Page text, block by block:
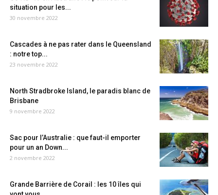
situation pour les...
30 novembre 2022
Cascades à ne pas rater dans le Queensland
: notre top...
23 novembre 2022
North Stradbroke Island, le paradis blanc de
Brisbane
9 novembre 2022
Sac pour l’Australie : que faut-il emporter
pour un an Down...
2 novembre 2022
Grande Barrière de Corail : les 10 îles qui